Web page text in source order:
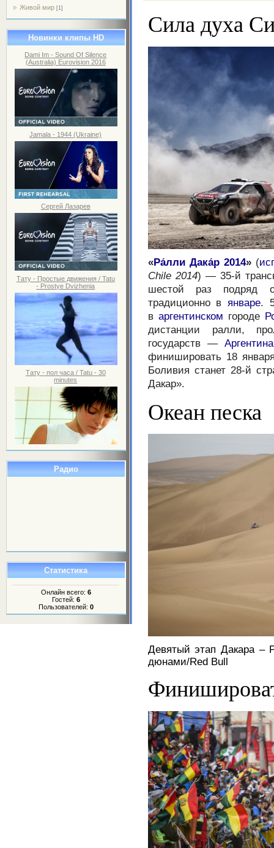
Живой мир [1]
Новинки клипы HD
Dami Im - Sound Of Silence
(Australia) Eurovision 2016
Jamala - 1944 (Ukraine)
Сергей Лазарев
Тату - Простые движения / Tatu
- Prostye Dvizhenia
Тату - пол часа / Tatu - 30
minutes
Радио
Статистика
Онлайн всего: 6
Гостей: 6
Пользователей: 0
Сила духа
«Ра́лли Дака́р 2014»(
Chile 2014) — 35-й
шестой раз
традиционно вянваре.
в аргентинском городе
дистанции ралли,
государств — Аргентина
финишировать 18
Боливия станет 28-й
Дакар».
Океан песка
Девятый этап Дакара –
дюнами/Red Bull